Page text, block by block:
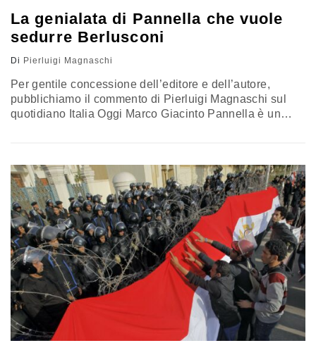
La genialata di Pannella che vuole
sedurre Berlusconi
Di Pierluigi Magnaschi
Per gentile concessione dell’editore e dell’autore,
pubblichiamo il commento di Pierluigi Magnaschi sul
quotidiano Italia Oggi Marco Giacinto Pannella è un
genio politico. Uno che è tutto solo in un mare di
mezzecalzette…